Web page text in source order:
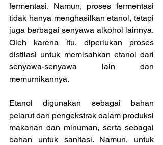
fermentasi. Namun, proses fermentasi
tidak hanya menghasilkan etanol, tetapi
juga berbagai senyawa alkohol lainnya.
Oleh karena itu, diperlukan proses
distilasi untuk memisahkan etanol dari
senyawa-senyawa lain dan
memurnikannya.
Etanol digunakan sebagai bahan
pelarut dan pengekstrak dalam produksi
makanan dan minuman, serta sebagai
bahan untuk sanitasi. Namun, untuk